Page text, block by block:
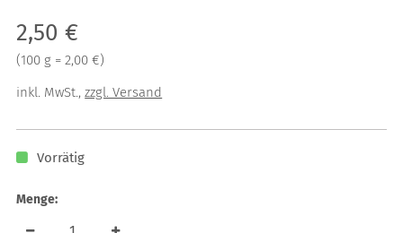
Verkaufspreis: 2,50 €
2,50 €
Preis pro 100 g = 2,00 €
(100 g = 2,00 €)
inkl. MwSt.,zzgl. Versand
Vorrätig
Menge: